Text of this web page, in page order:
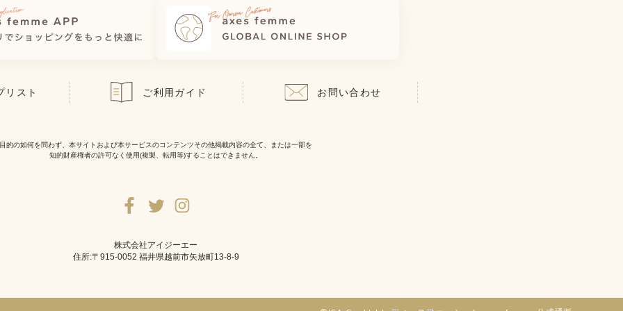
リスト ご利用ガイド お問い合わせ
目的の如何を問わず、本サイトおよび本サービスのコンテンツその他掲載内容の全て、または一部を
知的財産権者の許可なく使用(複製、転用等)することはできません。
株式会社アイジーエー
住所:〒915-0052 福井県越前市矢放町13-8-9